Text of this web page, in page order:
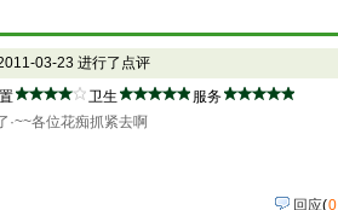
03-23 进行了点评
卫生
服务
·~~各位花痴抓紧去啊
回应(0